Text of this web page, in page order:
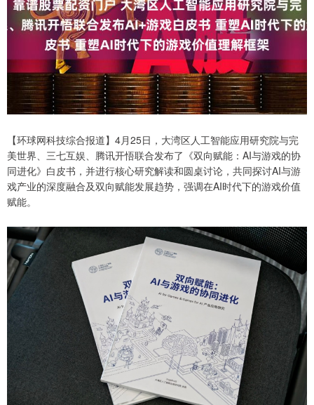
【环球网科技综合报道】4月25日，大湾区人工智能应用研究院与完
美世界、三七互娱、腾讯开悟联合发布了《双向赋能：AI与游戏的协
同进化》白皮书，并进行核心研究解读和圆桌讨论，共同探讨AI与游
戏产业的深度融合及双向赋能发展趋势，强调在AI时代下的游戏价值
赋能。